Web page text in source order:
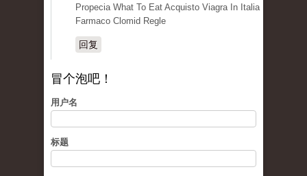
Propecia What To Eat Acquisto Viagra In Italia
Farmaco Clomid Regle
回复
冒个泡吧！
用户名
标题